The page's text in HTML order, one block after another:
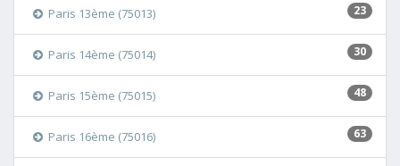
23
Paris 13ème (75013)
30
Paris 14ème (75014)
48
Paris 15ème (75015)
63
Paris 16ème (75016)